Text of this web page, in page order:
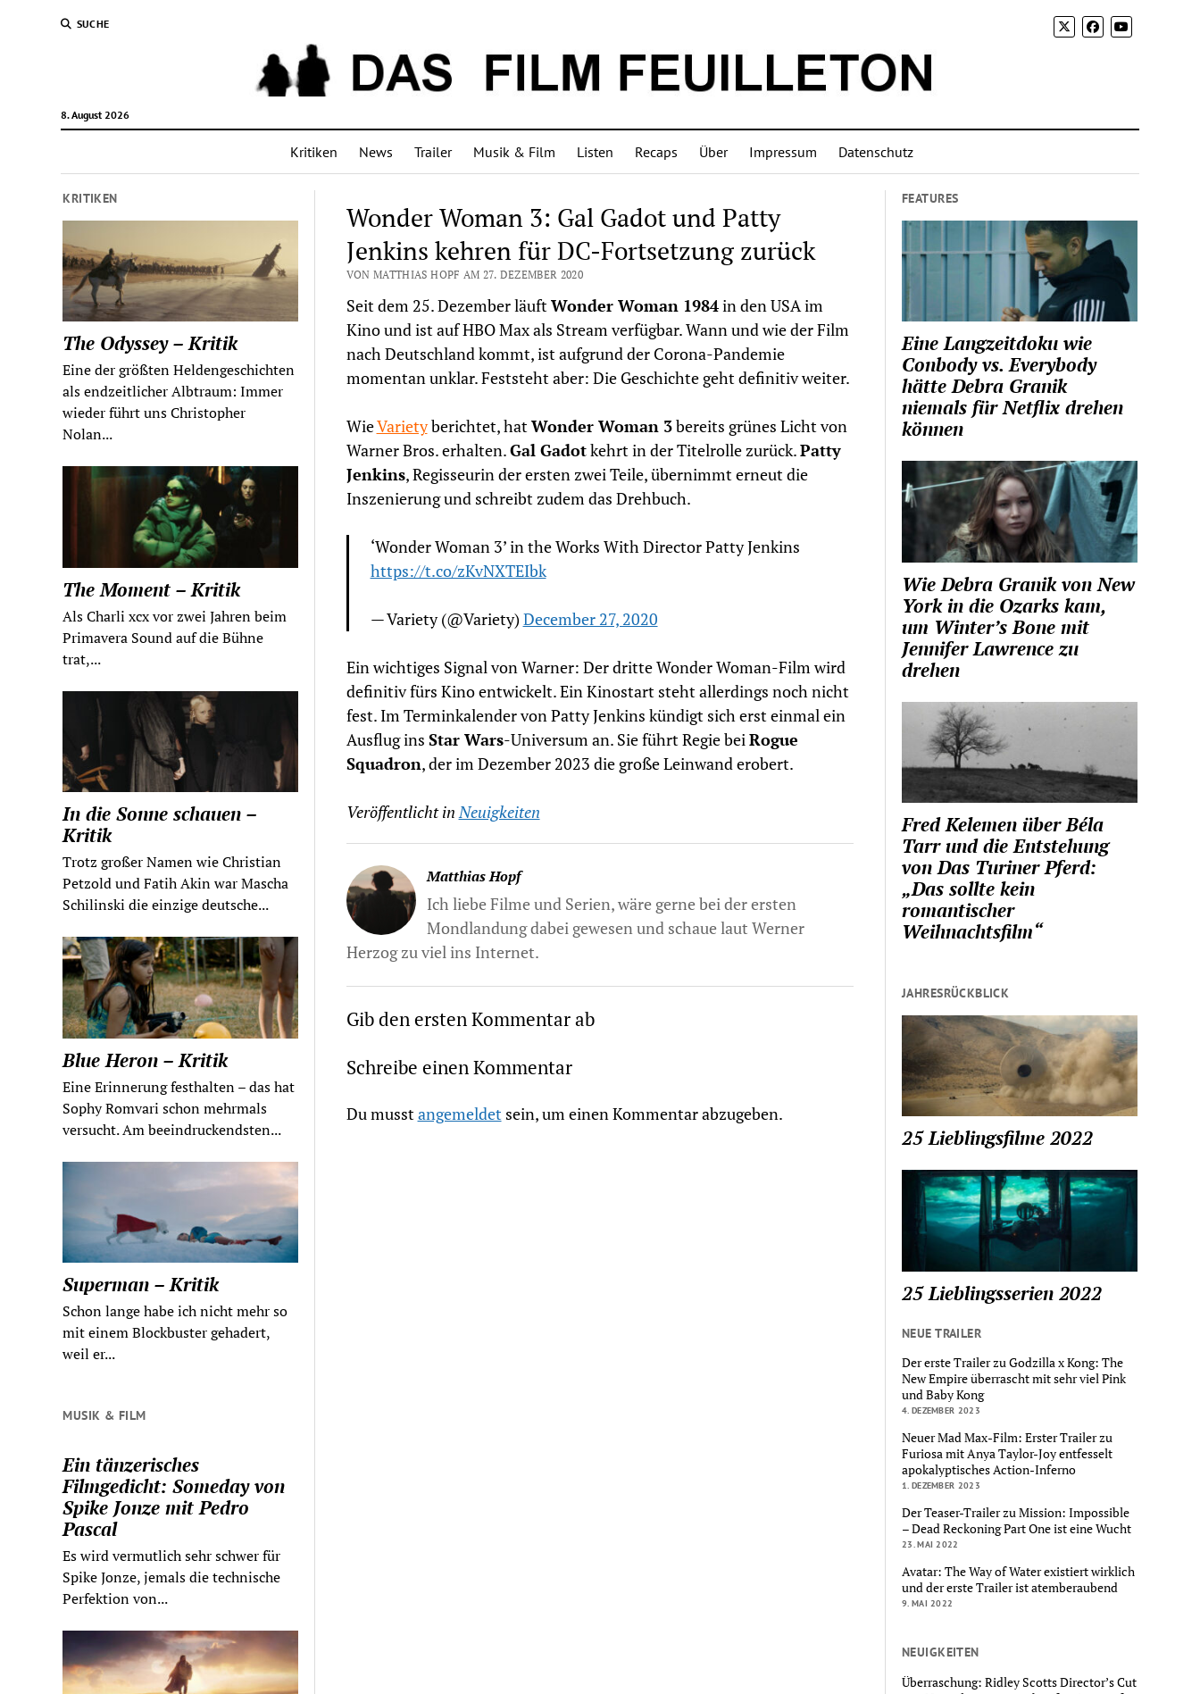
SUCHE
8. August 2026
Kritiken News Trailer Musik & Film Listen Recaps Über Impressum Datenschutz
KRITIKEN
The Odyssey – Kritik
Eine der größten Heldengeschichten
als endzeitlicher Albtraum: Immer
wieder führt uns Christopher
Nolan...
The Moment – Kritik
Als Charli xcx vor zwei Jahren beim
Primavera Sound auf die Bühne
trat,...
In die Sonne schauen –
Kritik
Trotz großer Namen wie Christian
Petzold und Fatih Akin war Mascha
Schilinski die einzige deutsche...
Blue Heron – Kritik
Eine Erinnerung festhalten – das hat
Sophy Romvari schon mehrmals
versucht. Am beeindruckendsten...
Superman – Kritik
Schon lange habe ich nicht mehr so
mit einem Blockbuster gehadert,
weil er...
MUSIK & FILM
Ein tänzerisches
Filmgedicht: Someday von
Spike Jonze mit Pedro
Pascal
Es wird vermutlich sehr schwer für
Spike Jonze, jemals die technische
Perfektion von...
Wonder Woman 3: Gal Gadot und Patty
Jenkins kehren für DC-Fortsetzung zurück
VON MATTHIAS HOPF AM 27. DEZEMBER 2020
Seit dem 25. Dezember läuftWonder Woman 1984in den USA im
Kino und ist auf HBO Max als Stream verfügbar. Wann und wie der Film
nach Deutschland kommt, ist aufgrund der Corona-Pandemie
momentan unklar. Feststeht aber: Die Geschichte geht definitiv weiter.
WieVarietyberichtet, hatWonder Woman 3bereits grünes Licht von
Warner Bros. erhalten.Gal Gadotkehrt in der Titelrolle zurück.Patty
Jenkins, Regisseurin der ersten zwei Teile, übernimmt erneut die
Inszenierung und schreibt zudem das Drehbuch.
‘Wonder Woman 3’ in the Works With Director Patty Jenkins
https://t.co/zKvNXTEIbk
— Variety (@Variety)December 27, 2020
Ein wichtiges Signal von Warner: Der dritte Wonder Woman-Film wird
definitiv fürs Kino entwickelt. Ein Kinostart steht allerdings noch nicht
fest. Im Terminkalender von Patty Jenkins kündigt sich erst einmal ein
Ausflug ins Star Wars-Universum an. Sie führt Regie beiRogue
Squadron, der im Dezember 2023 die große Leinwand erobert.
Veröffentlicht inNeuigkeiten
Matthias Hopf
Ich liebe Filme und Serien, wäre gerne bei der ersten
Mondlandung dabei gewesen und schaue laut Werner
Herzog zu viel ins Internet.
Gib den ersten Kommentar ab
Schreibe einen Kommentar
Du musst angemeldet sein, um einen Kommentar abzugeben.
FEATURES
Eine Langzeitdoku wie
Conbody vs. Everybody
hätte Debra Granik
niemals für Netflix drehen
können
Wie Debra Granik von New
York in die Ozarks kam,
um Winter’s Bone mit
Jennifer Lawrence zu
drehen
Fred Kelemen über Béla
Tarr und die Entstehung
von Das Turiner Pferd:
„Das sollte kein
romantischer
Weihnachtsfilm“
JAHRESRÜCKBLICK
25 Lieblingsfilme 2022
25 Lieblingsserien 2022
NEUE TRAILER
Der erste Trailer zu Godzilla x Kong: The
New Empire überrascht mit sehr viel Pink
und Baby Kong
4. DEZEMBER 2023
Neuer Mad Max-Film: Erster Trailer zu
Furiosa mit Anya Taylor-Joy entfesselt
apokalyptisches Action-Inferno
1. DEZEMBER 2023
Der Teaser-Trailer zu Mission: Impossible
– Dead Reckoning Part One ist eine Wucht
23. MAI 2022
Avatar: The Way of Water existiert wirklich
und der erste Trailer ist atemberaubend
9. MAI 2022
NEUIGKEITEN
Überraschung: Ridley Scotts Director’s Cut